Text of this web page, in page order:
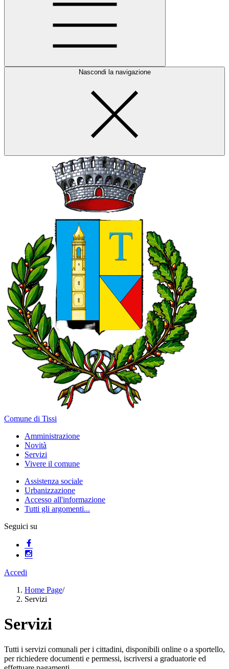
Nascondi la navigazione
Comune di Tissi
Amministrazione
Novità
Servizi
Vivere il comune
Assistenza sociale
Urbanizzazione
Accesso all'informazione
Tutti gli argomenti...
Seguici su
Accedi
Home Page/
Servizi
Servizi
Tutti i servizi comunali per i cittadini, disponibili online o a sportello,
per richiedere documenti e permessi, iscriversi a graduatorie ed